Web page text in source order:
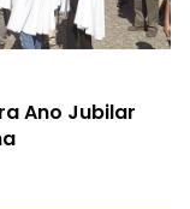
Ano Jubilar